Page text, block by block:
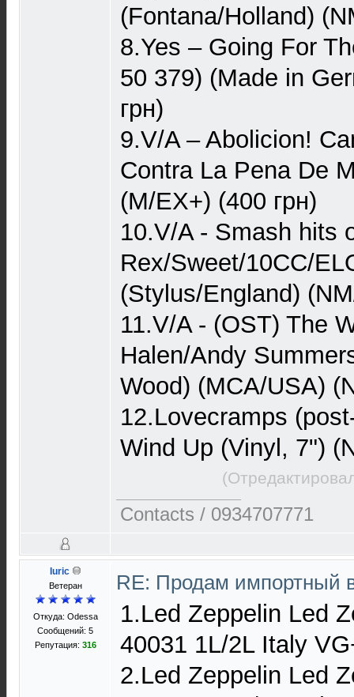
(Fontana/Holland)
8.Yes – Going For
50 379) (Made in
грн)
9.V/A – Abolicion!
Contra La Pena De
(M/EX+) (400 грн)
10.V/A - Smash hits
Rex/Sweet/10CC/
(Stylus/England)
11.V/A - (OST) The
Halen/Andy
Wood) (MCA/USA)
12.Lovecramps
Wind Up (Vinyl, 7")
Contacts / 0934707771
Iuric
Ветеран
Откуда: Odessa
Сообщений: 5
Репутация: 316
RE: Продам импортный
1.Led Zeppelin Led
40031 1L/2L Italy
2.Led Zeppelin Led